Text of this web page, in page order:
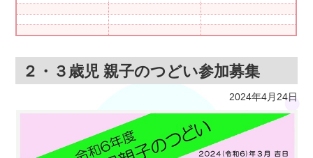
２・３歳児 親子のつどい参加募集
2024年4月24日